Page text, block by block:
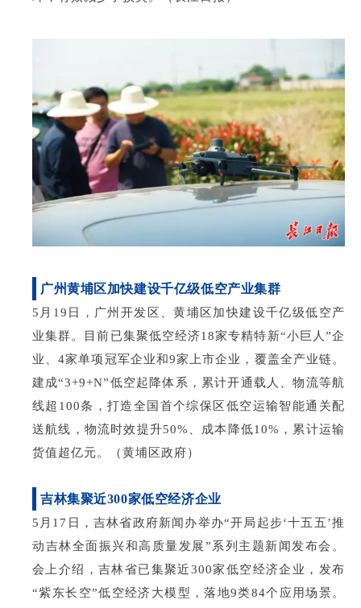
广州黄埔区加快建设千亿级低空产业集群
5月19日，广州开发区、黄埔区加快建设千亿级低空产
业集群。目前已集聚低空经济18家专精特新“小巨人”企
业、4家单项冠军企业和9家上市企业，覆盖全产业链。
建成“3+9+N”低空起降体系，累计开通载人、物流等航
线超100条，打造全国首个综保区低空运输智能通关配
送航线，物流时效提升50%、成本降低10%，累计运输
货值超亿元。（黄埔区政府）
吉林集聚近300家低空经济企业
5月17日，吉林省政府新闻办举办“开局起步‘十五五’推
动吉林全面振兴和高质量发展”系列主题新闻发布会。
会上介绍，吉林省已集聚近300家低空经济企业，发布
“紫东长空”低空经济大模型，落地9类84个应用场景。